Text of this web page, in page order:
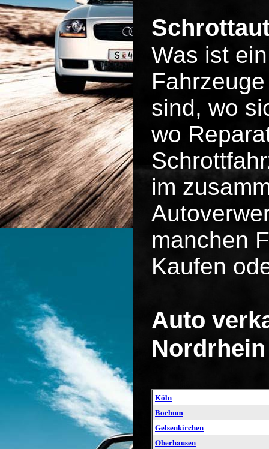
Was ist
sind, wo
wo
im
manchen
Kaufen
Auto
Köln
Bochum
Gelsenkirchen
Oberhausen